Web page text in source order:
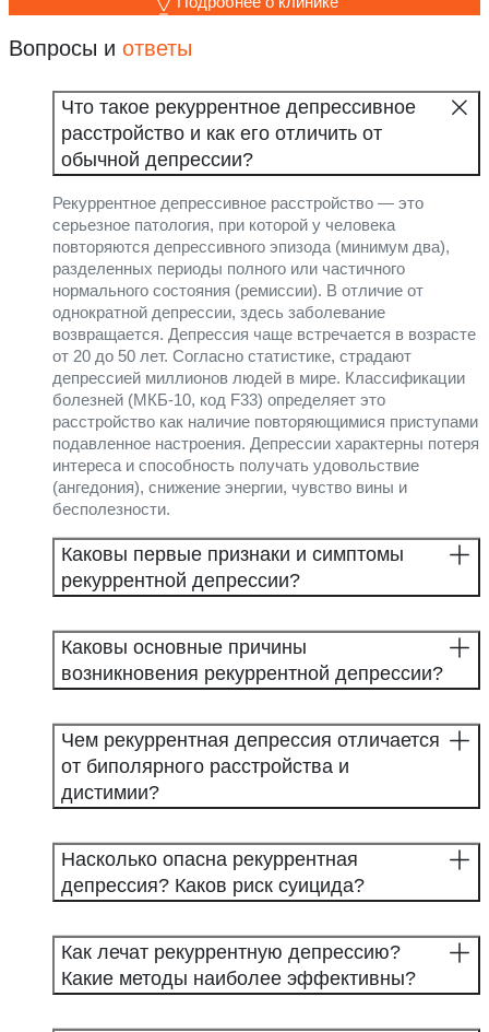
Вопросы и ответы
Что такое рекуррентное депрессивное
расстройство и как его отличить от
обычной депрессии?
Рекуррентное депрессивное расстройство — это
серьезное патология, при которой у человека
повторяются депрессивного эпизода (минимум два),
разделенных периоды полного или частичного
нормального состояния (ремиссии). В отличие от
однократной депрессии, здесь заболевание
возвращается. Депрессия чаще встречается в возрасте
от 20 до 50 лет. Согласно статистике, страдают
депрессией миллионов людей в мире. Классификации
болезней (МКБ-10, код F33) определяет это
расстройство как наличие повторяющимися приступами
подавленное настроения. Депрессии характерны потеря
интереса и способность получать удовольствие
(ангедония), снижение энергии, чувство вины и
бесполезности.
Каковы первые признаки и симптомы
рекуррентной депрессии?
Каковы основные причины
возникновения рекуррентной депрессии?
Чем рекуррентная депрессия отличается
от биполярного расстройства и
дистимии?
Насколько опасна рекуррентная
депрессия? Каков риск суицида?
Как лечат рекуррентную депрессию?
Какие методы наиболее эффективны?